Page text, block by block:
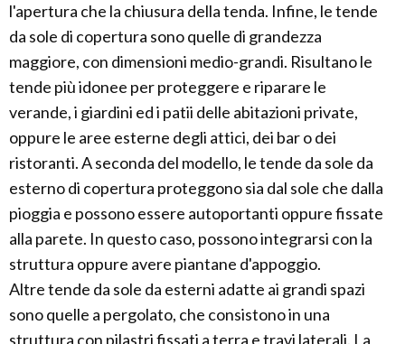
l'apertura che la chiusura della tenda. Infine, le tende
da sole di copertura sono quelle di grandezza
maggiore, con dimensioni medio-grandi. Risultano le
tende più idonee per proteggere e riparare le
verande, i giardini ed i patii delle abitazioni private,
oppure le aree esterne degli attici, dei bar o dei
ristoranti. A seconda del modello, le tende da sole da
esterno di copertura proteggono sia dal sole che dalla
pioggia e possono essere autoportanti oppure fissate
alla parete. In questo caso, possono integrarsi con la
struttura oppure avere piantane d'appoggio.
Altre tende da sole da esterni adatte ai grandi spazi
sono quelle a pergolato, che consistono in una
struttura con pilastri fissati a terra e travi laterali. La